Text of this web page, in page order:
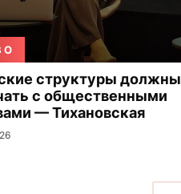
структуры должны
с общественными
— Тихановская